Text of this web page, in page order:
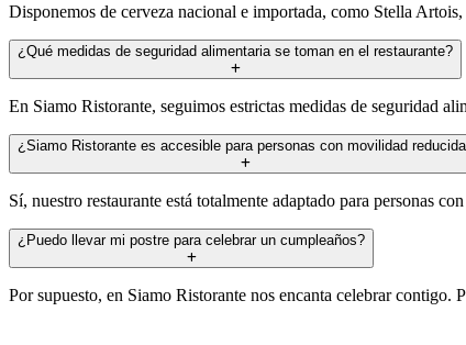
Disponemos de cerveza nacional e importada, como Stella
¿Qué medidas de seguridad alimentaria se toman en el restaurante?
En Siamo Ristorante, seguimos estrictas medidas de seguridad
¿Siamo Ristorante es accesible para personas con movilidad
Sí, nuestro restaurante está totalmente adaptado para personas
¿Puedo llevar mi postre para celebrar un cumpleaños?
Por supuesto, en Siamo Ristorante nos encanta celebrar contigo.